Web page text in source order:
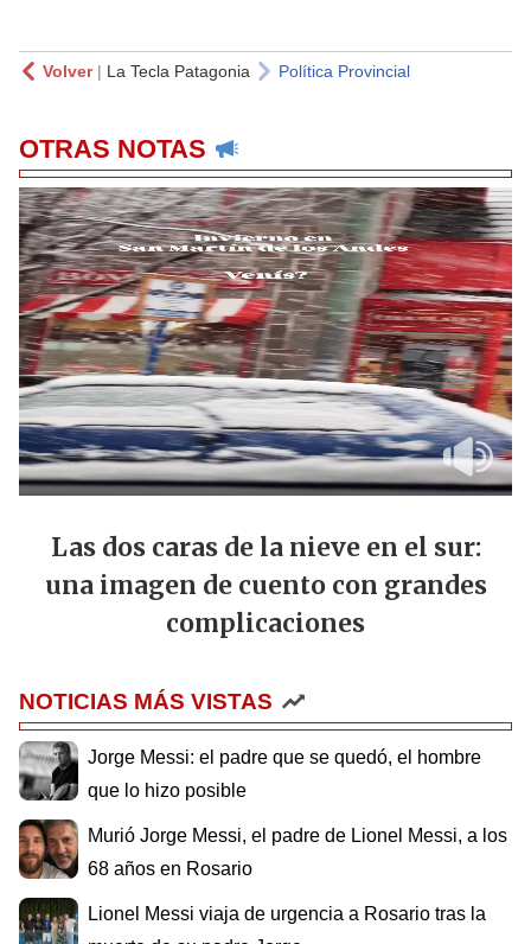
Volver| La Tecla Patagonia Política Provincial
OTRAS NOTAS
Las dos caras de la nieve en el sur:
una imagen de cuento con grandes
complicaciones
NOTICIAS MÁS VISTAS
Jorge Messi: el padre que se quedó, el hombre
que lo hizo posible
Murió Jorge Messi, el padre de Lionel Messi, a los
68 años en Rosario
Lionel Messi viaja de urgencia a Rosario tras la